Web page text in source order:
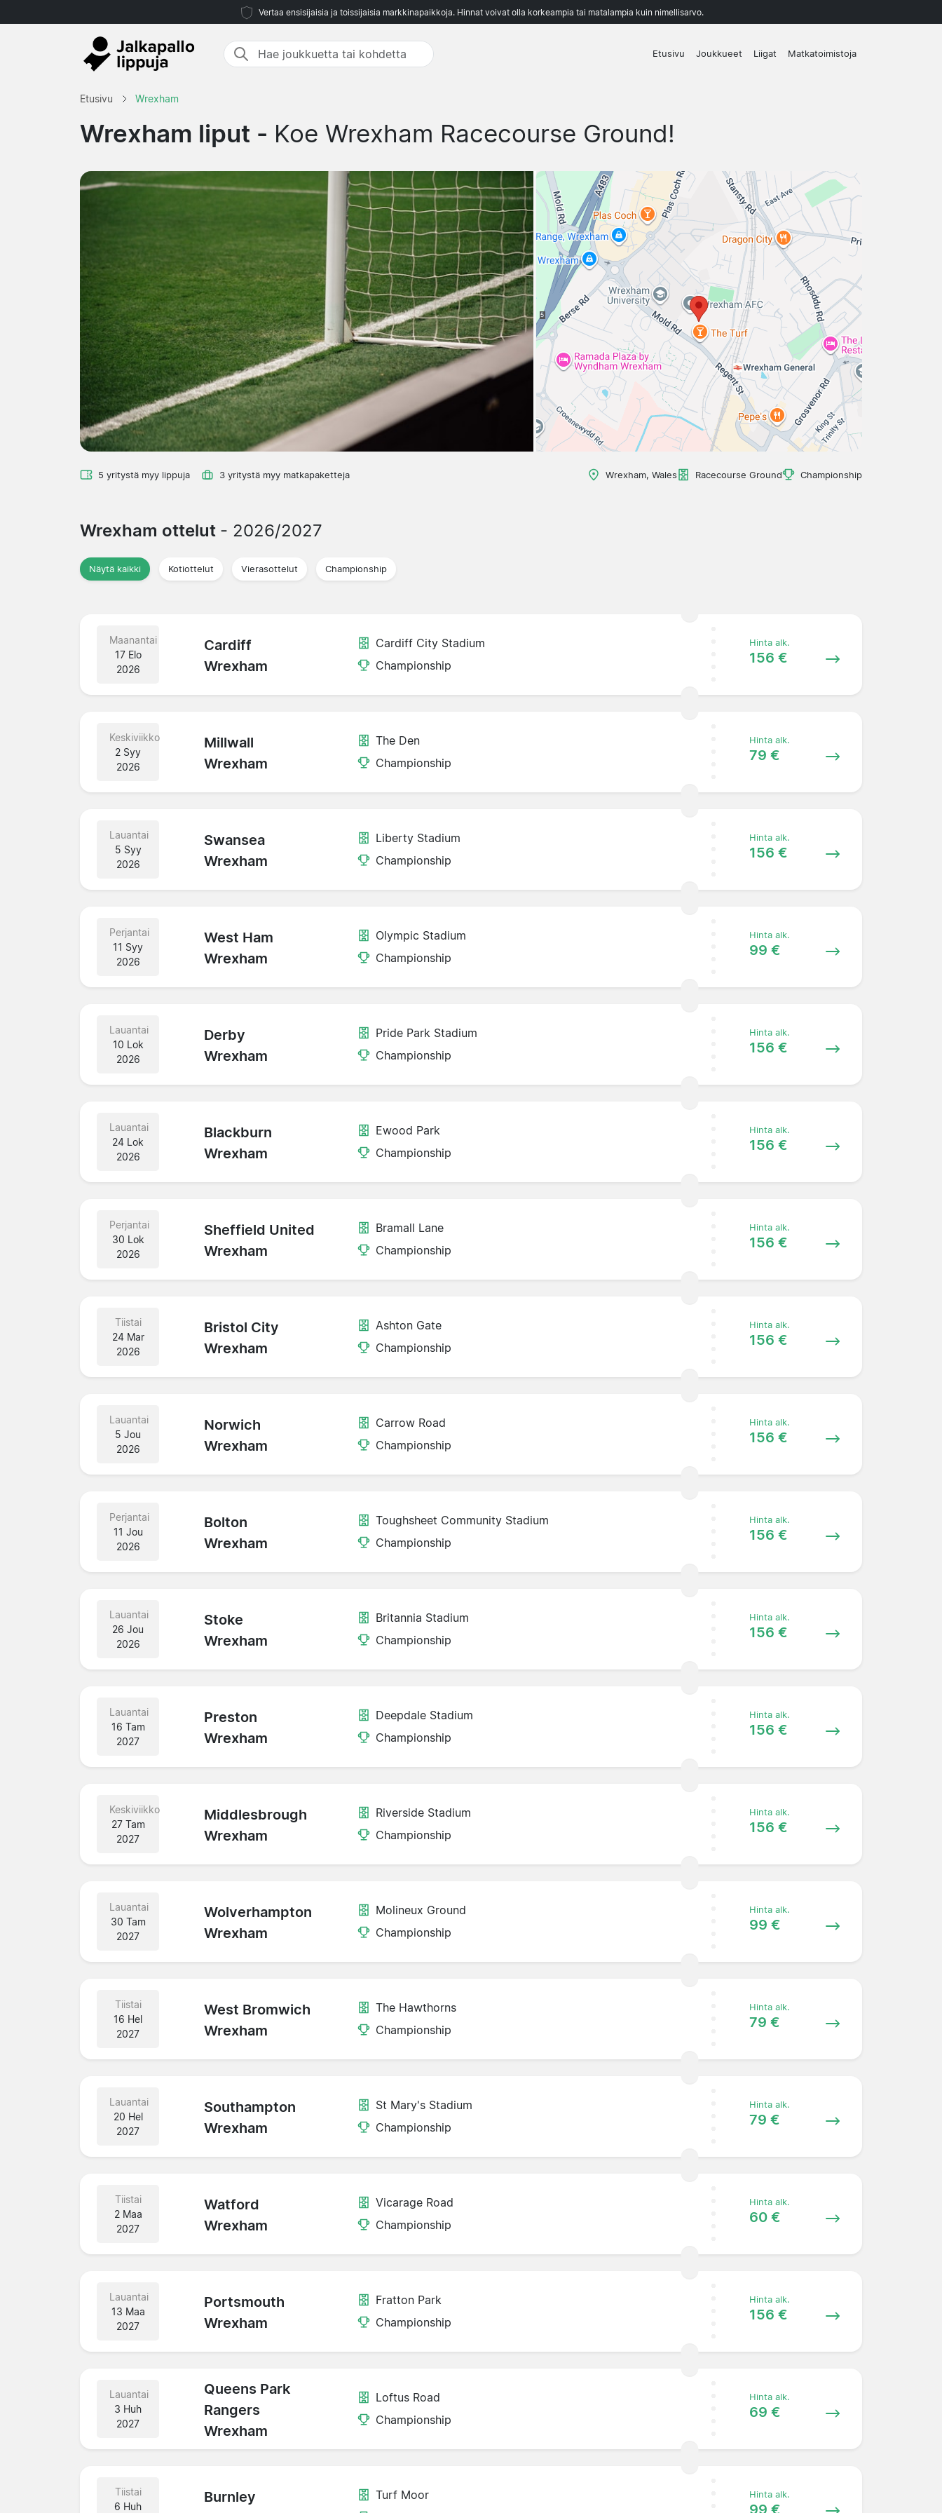
Vertaa ensisijaisia ja toissijaisia markkinapaikkoja. Hinnat voivat olla korkeampia tai matalampia kuin nimellisarvo.
Etusivu Joukkueet Liigat Matkatoimistoja
Etusivu Wrexham
Wrexham liput - Koe Wrexham Racecourse Ground!
5 yritystä myy lippuja 3 yritystä myy matkapaketteja Wrexham, Wales Racecourse Ground Championship
Wrexham ottelut - 2026/2027
Näytä kaikki Kotiottelut Vierasottelut Championship
Maanantai
17 Elo
2026
Cardiff
Wrexham
Cardiff City Stadium
Championship
Hinta alk.
156 €
Keskiviikko
2 Syy
2026
Millwall
Wrexham
The Den
Championship
Hinta alk.
79 €
Lauantai
5 Syy
2026
Swansea
Wrexham
Liberty Stadium
Championship
Hinta alk.
156 €
Perjantai
11 Syy
2026
West Ham
Wrexham
Olympic Stadium
Championship
Hinta alk.
99 €
Lauantai
10 Lok
2026
Derby
Wrexham
Pride Park Stadium
Championship
Hinta alk.
156 €
Lauantai
24 Lok
2026
Blackburn
Wrexham
Ewood Park
Championship
Hinta alk.
156 €
Perjantai
30 Lok
2026
Sheffield United
Wrexham
Bramall Lane
Championship
Hinta alk.
156 €
Tiistai
24 Mar
2026
Bristol City
Wrexham
Ashton Gate
Championship
Hinta alk.
156 €
Lauantai
5 Jou
2026
Norwich
Wrexham
Carrow Road
Championship
Hinta alk.
156 €
Perjantai
11 Jou
2026
Bolton
Wrexham
Toughsheet Community Stadium
Championship
Hinta alk.
156 €
Lauantai
26 Jou
2026
Stoke
Wrexham
Britannia Stadium
Championship
Hinta alk.
156 €
Lauantai
16 Tam
2027
Preston
Wrexham
Deepdale Stadium
Championship
Hinta alk.
156 €
Keskiviikko
27 Tam
2027
Middlesbrough
Wrexham
Riverside Stadium
Championship
Hinta alk.
156 €
Lauantai
30 Tam
2027
Wolverhampton
Wrexham
Molineux Ground
Championship
Hinta alk.
99 €
Tiistai
16 Hel
2027
West Bromwich
Wrexham
The Hawthorns
Championship
Hinta alk.
79 €
Lauantai
20 Hel
2027
Southampton
Wrexham
St Mary's Stadium
Championship
Hinta alk.
79 €
Tiistai
2 Maa
2027
Watford
Wrexham
Vicarage Road
Championship
Hinta alk.
60 €
Lauantai
13 Maa
2027
Portsmouth
Wrexham
Fratton Park
Championship
Hinta alk.
156 €
Lauantai
3 Huh
2027
Queens Park
Rangers
Wrexham
Loftus Road
Championship
Hinta alk.
69 €
Tiistai
6 Huh
Burnley
Turf Moor
Hinta alk.
99 €